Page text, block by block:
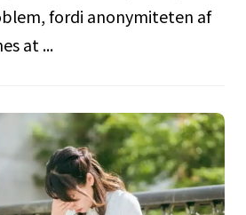
fordi anonymiteten af
at ...